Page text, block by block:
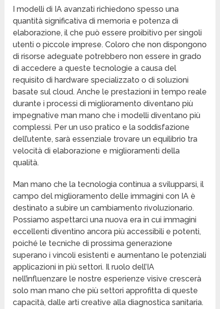
I modelli di IA avanzati richiedono spesso una
quantità significativa di memoria e potenza di
elaborazione, il che può essere proibitivo per singoli
utenti o piccole imprese. Coloro che non dispongono
di risorse adeguate potrebbero non essere in grado
di accedere a queste tecnologie a causa del
requisito di hardware specializzato o di soluzioni
basate sul cloud. Anche le prestazioni in tempo reale
durante i processi di miglioramento diventano più
impegnative man mano che i modelli diventano più
complessi. Per un uso pratico e la soddisfazione
dell’utente, sarà essenziale trovare un equilibrio tra
velocità di elaborazione e miglioramenti della
qualità.
Man mano che la tecnologia continua a svilupparsi, il
campo del miglioramento delle immagini con IA è
destinato a subire un cambiamento rivoluzionario.
Possiamo aspettarci una nuova era in cui immagini
eccellenti diventino ancora più accessibili e potenti,
poiché le tecniche di prossima generazione
superano i vincoli esistenti e aumentano le potenziali
applicazioni in più settori. Il ruolo dell’IA
nell’influenzare le nostre esperienze visive crescerà
solo man mano che più settori approfitta di queste
capacità, dalle arti creative alla diagnostica sanitaria.